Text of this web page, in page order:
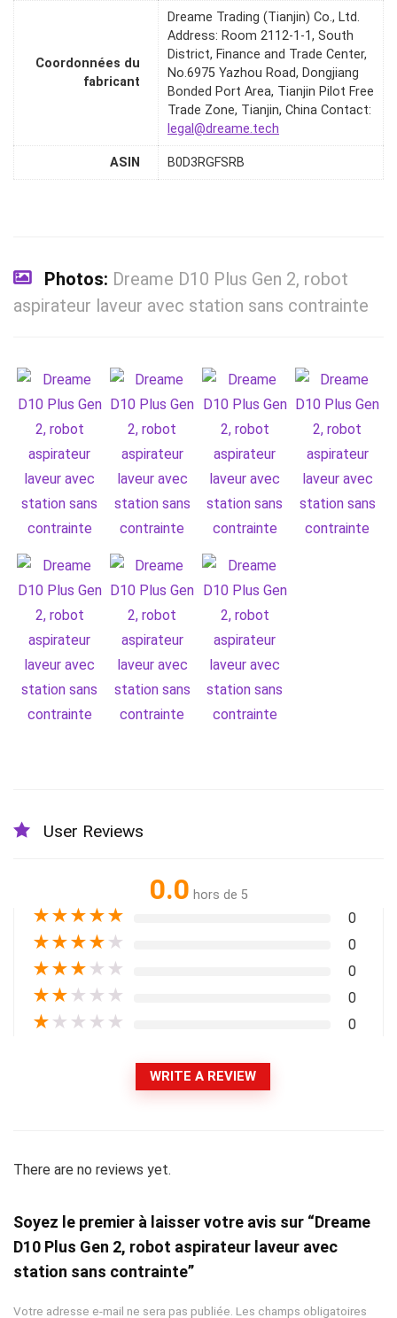
Coordonnées du
fabricant
Dreame Trading (Tianjin) Co., Ltd.
Address: Room 2112-1-1, South
District, Finance and Trade Center,
No.6975 Yazhou Road, Dongjiang
Bonded Port Area, Tianjin Pilot Free
Trade Zone, Tianjin, China Contact:
legal@dreame.tech
ASIN B0D3RGFSRB
Photos: Dreame D10 Plus Gen 2, robot
aspirateur laveur avec station sans contrainte
User Reviews
0.0 hors de 5
★★★★★ 0
★★★★ ★ 0
★★★ ★ ★ 0
★★ ★ ★ ★ 0
★ ★ ★ ★ ★ 0
WRITE A REVIEW
There are no reviews yet.
Soyez le premier à laisser votre avis sur “Dreame
D10 Plus Gen 2, robot aspirateur laveur avec
station sans contrainte”
Votre adresse e-mail ne sera pas publiée. Les champs obligatoires